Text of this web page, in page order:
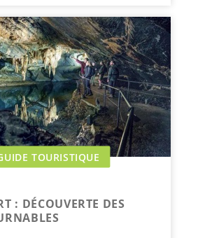
TOURISTIQUE
: DÉCOUVERTE DES